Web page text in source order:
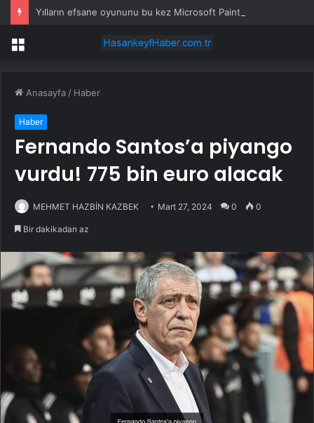
Menü
Anasayfa / Haber
Haber
Fernando Santos’a piyango
vurdu! 775 bin euro alacak
MEHMET HAZBİN KAZBEK Mart 27, 2024 0 0
Bir dakikadan az